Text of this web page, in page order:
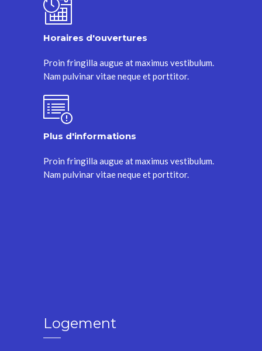
Horaires d'ouvertures
Proin fringilla augue at maximus vestibulum.
Nam pulvinar vitae neque et porttitor.
Plus d'informations
Proin fringilla augue at maximus vestibulum.
Nam pulvinar vitae neque et porttitor.
Logement